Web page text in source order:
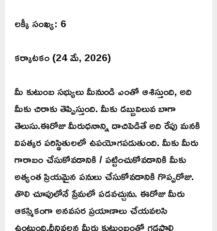
లక్కీ సంఖ్య: 6
కర్కాటకం (24 మే, 2026)
మీ కుటుంబ సభ్యులు మీనుండి ఎంతో ఆశిస్తుంది, అది
మీకు చిరాకు తెప్పిస్తుంది. మీకు డబ్బువిలువ బాగా
తెలుసు.ఈరోజు మీరుధనాన్ని దాచిపెడితే అది రేపు మనకి
విపత్కర పరిస్థితులలో ఉపయోగపడుతుంది. మీకు మీరు
గారాబం చేసుకోవడానికి / పట్టించుకోవడానికి మీకు
అత్యంత ప్రియమైన పనులు చేసుకోవడానికి గొప్పరోజు.
తొలి చూపులోనే ప్రేమలో పడవచ్చును. ఈరోజు మీరు
ఆకస్మికంగా అనవసర ప్రయాణాలు చేయవలసి